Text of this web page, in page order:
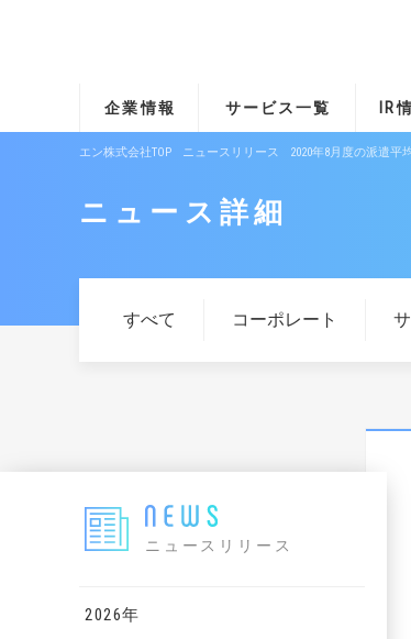
企業情報 サービス一覧 IR
エン株式会社TOP ニュースリリース 2020年8月度の派遣平
ニュース詳細
すべて コーポレート
ニュースリリース
2026年